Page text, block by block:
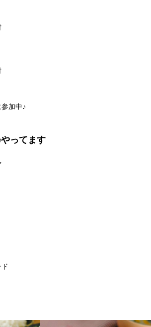
加中♪
ってます